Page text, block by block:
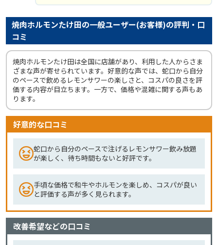
焼肉ホルモンたけ田の一般ユーザー(お客様)の評判・口
コミ
焼肉ホルモンたけ田は全国に店舗があり、利用した人からさま
ざまな声が寄せられています。好意的な声では、蛇口から自分
のペースで飲めるレモンサワーの楽しさと、コスパの良さを評
価する内容が目立ちます。一方で、価格や混雑に関する声もあ
ります。
好意的な口コミ
蛇口から自分のペースで注げるレモンサワー飲み放題
が楽しく、待ち時間もないと好評です。
手頃な価格で和牛やホルモンを楽しめ、コスパが良い
と評価する声が多く見られます。
改善希望などの口コミ